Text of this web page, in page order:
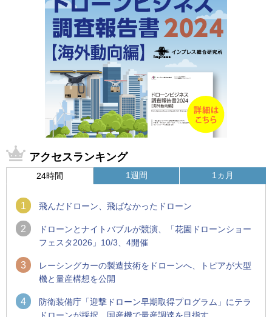
アクセスランキング
24時間
1 飛んだドローン、飛ばなかったドローン
2
ドローンとナイトバブルが競演、「花園ドローンショー
フェスタ2026」10/3、4開催
3
レーシングカーの製造技術をドローンへ、トピアが大型
機と量産構想を公開
4
防衛装備庁「迎撃ドローン早期取得プログラム」にテラ
1週間 1ヵ月